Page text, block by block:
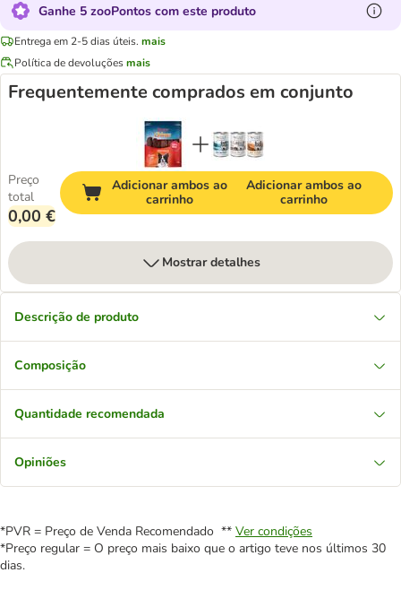
Ganhe 5 zooPontos com este produto
Entrega em 2-5 dias úteis. mais
Política de devoluçõesmais
Frequentemente comprados em conjunto
Preço
total
0,00 €
Adicionar ambos ao
carrinho
Adicionar ambos ao
carrinho
Mostrar detalhes
Descrição de produto
Composição
Quantidade recomendada
Opiniões
*PVR = Preço de Venda Recomendado ** Ver condições
*Preço regular = O preço mais baixo que o artigo teve nos últimos 30
dias.